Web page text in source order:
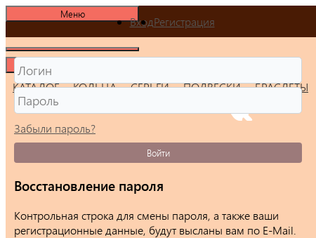
Меню
КАТАЛОГ КОЛЬЦА СЕРЬГИ ПОДВЕСКИ БРАСЛЕТЫ
ВходРегистрация
Забыли пароль?
Войти
Восстановление пароля
Контрольная строка для смены пароля, а также ваши
регистрационные данные, будут высланы вам по E-Mail.